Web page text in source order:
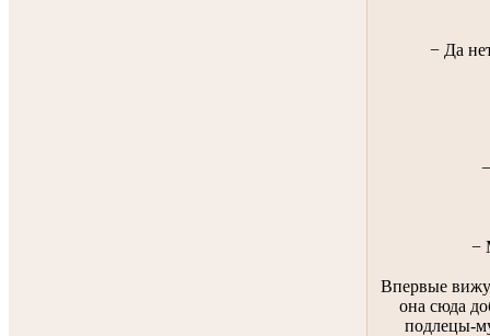
− Да
−
Впервые
она сюда
подлецы-